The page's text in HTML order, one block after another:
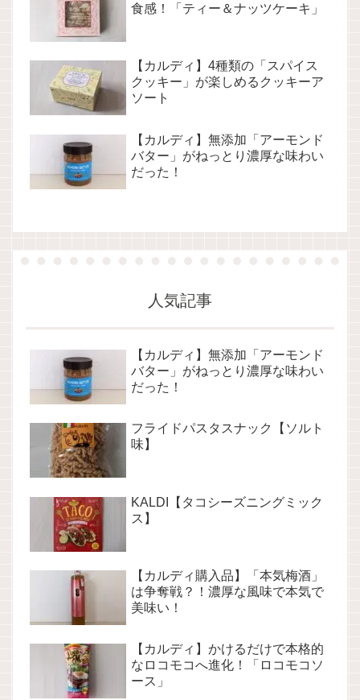
食感！「ティー＆ナッツケーキ」
【カルディ】4種類の「スパイス
クッキー」が楽しめるクッキーア
ソート
【カルディ】無添加「アーモンド
バター」がねっとり濃厚な味わい
だった！
人気記事
【カルディ】無添加「アーモンド
バター」がねっとり濃厚な味わい
だった！
フライドパスタスナック【ソルト
味】
KALDI【タコシーズニングミック
ス】
【カルディ購入品】「本気梅酒」
は争奪戦？！濃厚な風味で本気で
美味い！
【カルディ】かけるだけで本格的
なロコモコへ進化！「ロコモコソ
ース」